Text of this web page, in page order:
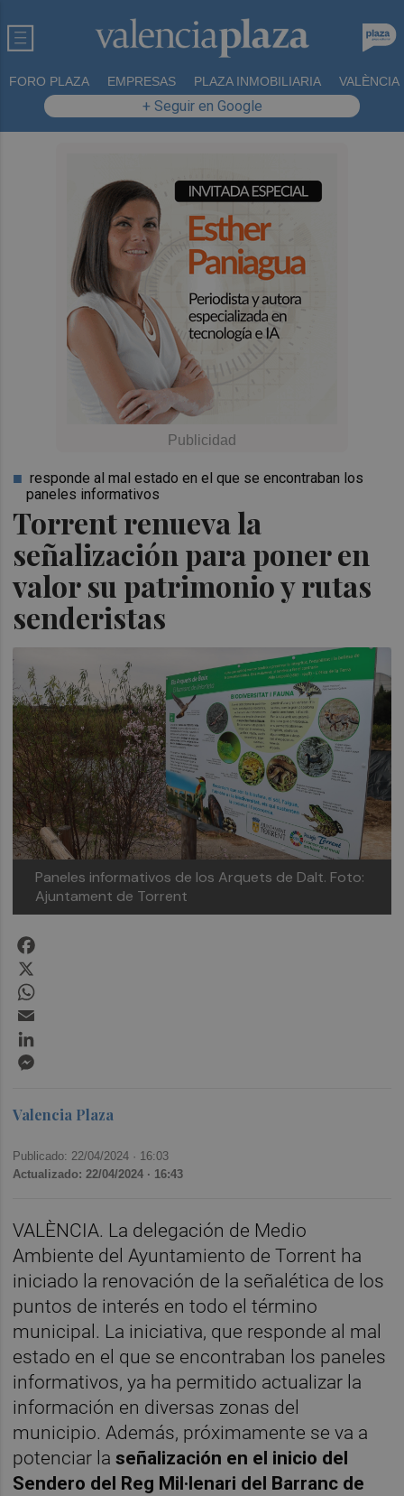
FORO PLAZA EMPRESAS PLAZA INMOBILIARIA VALÈNCIA
+ Seguir en Google
Torrent renueva la
señalización para poner en
valor su patrimonio y rutas
senderistas
responde al mal estado en el que se encontraban los
paneles informativos
Paneles informativos de los Arquets de Dalt. Foto:
Ajuntament de Torrent
Valencia Plaza
Publicado: 22/04/2024 · 16:03
Actualizado: 22/04/2024 · 16:43
VALÈNCIA. La delegación de Medio
Ambiente del Ayuntamiento de Torrent ha
iniciado la renovación de la señalética de los
puntos de interés en todo el término
municipal. La iniciativa, que responde al mal
estado en el que se encontraban los paneles
informativos, ya ha permitido actualizar la
información en diversas zonas del
municipio. Además, próximamente se va a
potenciar laseñalización en el inicio del
Sendero del Reg Mil·lenari del Barranc de